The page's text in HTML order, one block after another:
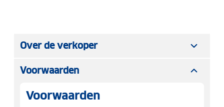
Over de verkoper
Voorwaarden
Voorwaarden